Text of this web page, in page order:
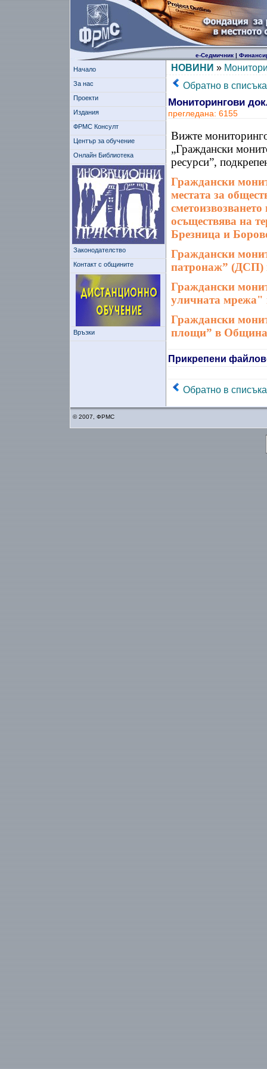
е-Седмичник|
Начало
За нас
Проекти
Издания
ФРМС Консулт
Център за обучение
Онлайн Библиотека
Законодателство
Контакт с общините
Връзки
НОВИНИ »
Обратно в списъка
Мониторингови
прегледана: 6155
Вижте
„Граждански
ресурси”,
Граждански
местата за
осъществява на
Брезница и
Граждански
патронаж”
Граждански
уличната
Граждански
площи” в
Прикрепени
Обратно в списъка
© 2007, ФРМС